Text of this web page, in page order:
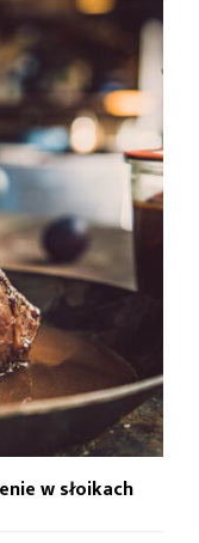
w słoikach